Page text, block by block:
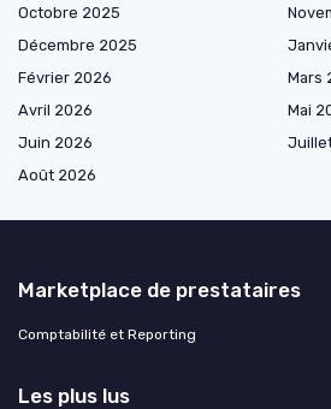
Octobre 2025
Décembre 2025
Février 2026
Mars
Avril 2026
Mai
Juin 2026
Août 2026
Marketplace de prestataires
Comptabilité et Reporting
Les plus lus